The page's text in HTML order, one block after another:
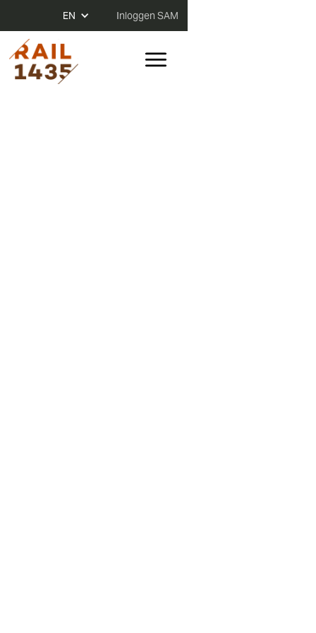
EN Inloggen SAM